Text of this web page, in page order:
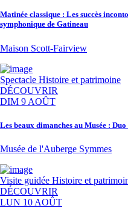
Matinée classique : Les succès
symphonique de Gatineau
Maison Scott-Fairview
Spectacle Histoire et patrimoine
DÉCOUVRIR
DIM 9 AOÛT
Les beaux dimanches au Musée :
Musée de l'Auberge Symmes
Visite guidée Histoire et
DÉCOUVRIR
LUN 10 AOÛT